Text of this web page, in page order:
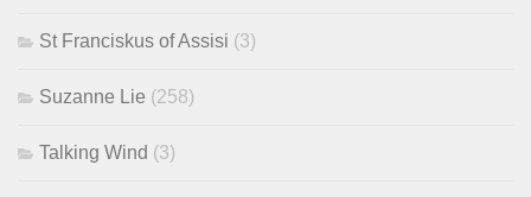
St Franciskus of Assisi (3)
Suzanne Lie (258)
Talking Wind (3)